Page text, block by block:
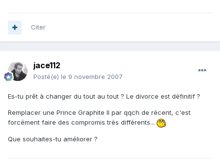
Citer
jace112
Posté(e) le 9 novembre 2007
Es-tu prêt à changer du tout au tout ? Le divorce est définitif ?
Remplacer une Prince Graphite II par qqch de récent, c'est
forcément faire des compromis très différents...
Que souhaites-tu améliorer ?